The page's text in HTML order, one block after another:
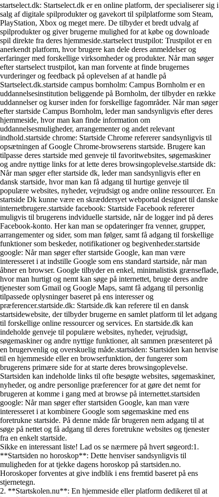
startselect.dk: Startselect.dk er en online platform, der specialiserer sig i
salg af digitale spilprodukter og gavekort til spilplatforme som Steam,
PlayStation, Xbox og meget mere. De tilbyder et bredt udvalg af
spilprodukter og giver brugerne mulighed for at købe og downloade
spil direkte fra deres hjemmeside.startselect trustpilot: Trustpilot er en
anerkendt platform, hvor brugere kan dele deres anmeldelser og
erfaringer med forskellige virksomheder og produkter. Når man søger
efter startselect trustpilot, kan man forvente at finde brugernes
vurderinger og feedback på oplevelsen af at handle på
Startselect.dk.startside campus bornholm: Campus Bornholm er en
uddannelsesinstitution beliggende på Bornholm, der tilbyder en række
uddannelser og kurser inden for forskellige fagområder. Når man søger
efter startside Campus Bornholm, leder man sandsynligvis efter deres
hjemmeside, hvor man kan finde information om
uddannelsesmuligheder, arrangementer og andet relevant
indhold.startside chrome: Startside Chrome refererer sandsynligvis til
opsætningen af Google Chrome-browserens startside. Brugere kan
tilpasse deres startside med genveje til favoritwebsites, søgemaskiner
og andre nyttige links for at lette deres browsingoplevelse.startside dk:
Når man søger efter startside dk, leder man sandsynligvis efter en
dansk startside, hvor man kan få adgang til hurtige genveje til
populære websites, nyheder, vejrudsigt og andre online ressourcer. En
startside Dk kunne være en skræddersyet webportal designet til danske
internetbrugere.startside facebook: Startside Facebook refererer
muligvis til brugerens indviduelle startside, når de logger ind på deres
Facebook-konto. Her kan man se opdateringer fra venner, grupper,
arrangementer og sider, som man følger, samt få adgang til forskellige
funktioner som beskeder, notifikationer og begivenheder.startside
google: Når man søger efter startside Google, kan man være
interesseret i at indstille Google som ens standard startside, når man
åbner en browser. Google tilbyder en enkel, minimalistisk grænseflade,
hvor man hurtigt og nemt kan søge på internettet, bruge deres andre
tjenester som Gmail og Google Maps, samt få adgang til personlig
tilpassede oplysninger baseret på ens interesser og
præferencer.startside.dk: Startside.dk kan referere til en dansk
startsidewebsite, der tilbyder brugerne en samlet platform til let adgang
til forskellige online ressourcer og services. En startside.dk kan
indeholde genveje til populære websites, nyheder, vejrudsigt,
søgemaskiner og andre nyttige funktioner, alt sammen præsenteret på
en brugervenlig og overskuelig måde.startsiden: Startsiden kan henvise
til en hjemmeside eller en browserfunktion, der fungerer som
brugerens primære side for at starte deres browsingoplevelse.
Startsiden kan indeholde links til ofte besøgte websites, søgemaskiner,
nyheder, og andre personlige præferencer for at gøre det nemt for
brugeren at komme i gang med at browse på internettet.startsiden
google: Når man søger efter startsiden Google, kan man være
interesseret i at kombinere Google som søgemaskine med ens
foretrukne startside. På denne måde får brugeren nem adgang til at
søge på nettet og få adgang til deres foretrukne websites og tjenester
fra en enkelt startside.
Sikke en interessant liste! Lad os se nærmere på hvert søgeord:1.
**Startsiden no horoskop**: Dette henviser sandsynligvis til
muligheden for at tjekke dagens horoskop på startsiden.no.
Horoskoper forventes at give indblik i ens fremtid baseret på ens
stjernetegn.
2. **Startskolen.nu**: En hjemmeside eller platform dedikeret til at